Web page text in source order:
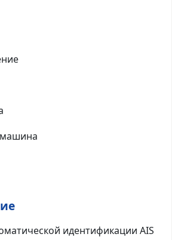
идентификации AIS